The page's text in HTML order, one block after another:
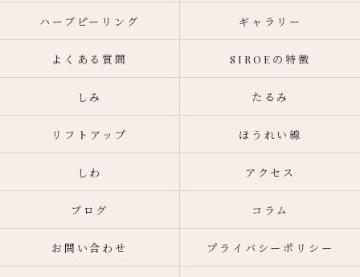
ハーブピーリング ギャラリー
よくある質問 SIROEの特徴
しみ たるみ
リフトアップ ほうれい線
しわ アクセス
ブログ コラム
お問い合わせ プライバシーポリシー